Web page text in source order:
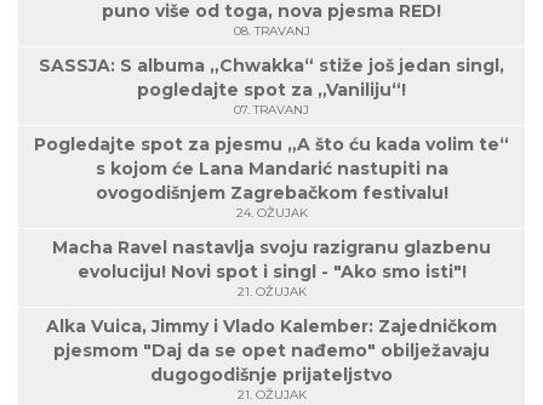
puno više od toga, nova pjesma RED!
08. TRAVANJ
SASSJA: S albuma „Chwakka“ stiže još jedan singl,
pogledajte spot za „Vaniliju“!
07. TRAVANJ
Pogledajte spot za pjesmu „A što ću kada volim te“
s kojom će Lana Mandarić nastupiti na
ovogodišnjem Zagrebačkom festivalu!
24. OŽUJAK
Macha Ravel nastavlja svoju razigranu glazbenu
evoluciju! Novi spot i singl - "Ako smo isti"!
21. OŽUJAK
Alka Vuica, Jimmy i Vlado Kalember: Zajedničkom
pjesmom "Daj da se opet nađemo" obilježavaju
dugogodišnje prijateljstvo
21. OŽUJAK